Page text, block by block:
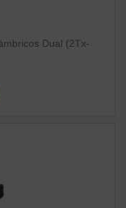
Dual (2Tx-